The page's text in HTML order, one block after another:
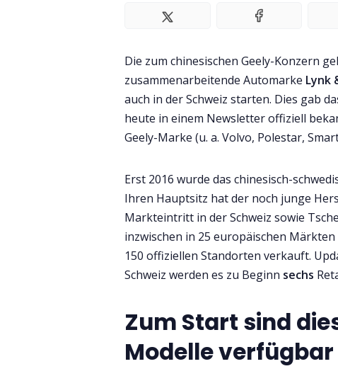
Die zum chinesischen Geely-Konzern
zusammenarbeitende Automarke Lynk
auch in der Schweiz starten. Dies gab
heute in einem Newsletter offiziell
Geely-Marke (u. a. Volvo, Polestar,
Erst 2016 wurde das chinesisch-
Ihren Hauptsitz hat der noch junge
Markteintritt in der Schweiz sowie
inzwischen in 25 europäischen
150 offiziellen Standorten verkauft.
Schweiz werden es zu Beginn sechs
Zum Start sind
Modelle verfügbar